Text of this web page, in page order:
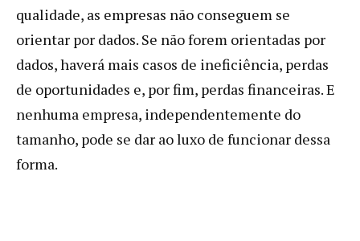
qualidade, as empresas não conseguem se
orientar por dados. Se não forem orientadas por
dados, haverá mais casos de ineficiência, perdas
de oportunidades e, por fim, perdas financeiras. E
nenhuma empresa, independentemente do
tamanho, pode se dar ao luxo de funcionar dessa
forma.